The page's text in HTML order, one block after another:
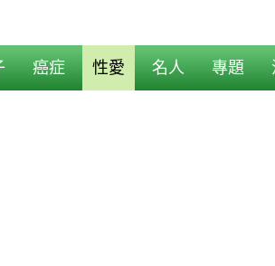
癌症 性愛 名人 專題